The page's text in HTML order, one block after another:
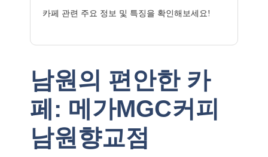
카페 관련 주요 정보 및 특징을 확인해보세요!
남원의 편안한 카
페: 메가MGC커피
남원향교점